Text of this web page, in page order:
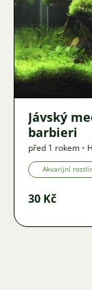
Jávský
barbieri
před 1 rokem •
Akvarijní
30 Kč